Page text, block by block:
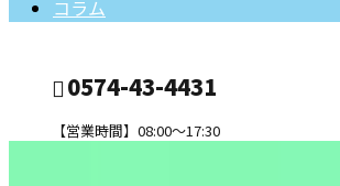
コラム
0574-43-4431
【営業時間】08:00～17:30